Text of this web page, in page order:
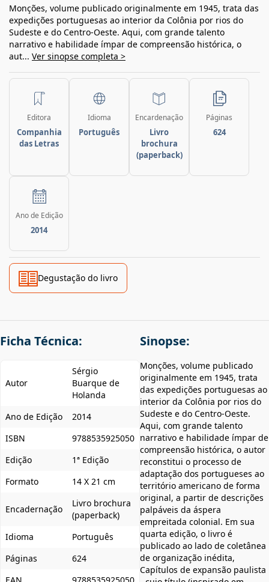
Monções, volume publicado originalmente em 1945, trata das
expedições portuguesas ao interior da Colônia por rios do
Sudeste e do Centro-Oeste. Aqui, com grande talento
narrativo e habilidade ímpar de compreensão histórica, o
aut... Ver sinopse completa >
Editora
Companhia
das Letras
Idioma
Português
Encardenação
Livro
brochura
(paperback)
Páginas
624
Ano de Edição
2014
Degustação do livro
Ficha Técnica:
Autor
Sérgio
Buarque de
Holanda
Ano de Edição
2014
ISBN
9788535925050
Edição
1ª Edição
Formato
14 X 21 cm
Encadernação
Livro brochura
(paperback)
Idioma
Português
Páginas
624
Sinopse:
Monções, volume publicado
originalmente em 1945, trata
das expedições portuguesas ao
interior da Colônia por rios do
Sudeste e do Centro-Oeste.
Aqui, com grande talento
narrativo e habilidade ímpar de
compreensão histórica, o autor
reconstitui o processo de
adaptação dos portugueses ao
território americano de forma
original, a partir de descrições
palpáveis da áspera
empreitada colonial. Em sua
quarta edição, o livro é
publicado ao lado de coletânea
de organização inédita,
Capítulos de expansão paulista